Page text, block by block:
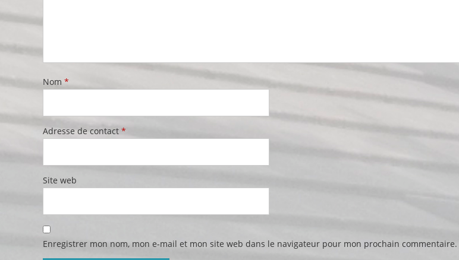
Nom *
Adresse de contact *
Site web
Enregistrer mon nom, mon e-mail et mon site web dans le navigateur pour mon prochain commentaire.